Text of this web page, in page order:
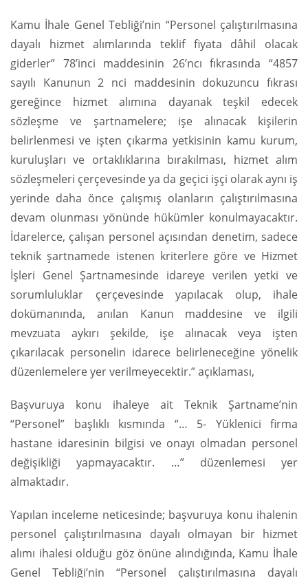
Kamu İhale Genel Tebliği’nin “Personel çalıştırılmasına
dayalı hizmet alımlarında teklif fiyata dâhil olacak
giderler” 78’inci maddesinin 26’ncı fıkrasında “4857
sayılı Kanunun 2 nci maddesinin dokuzuncu fıkrası
gereğince hizmet alımına dayanak teşkil edecek
sözleşme ve şartnamelere; işe alınacak kişilerin
belirlenmesi ve işten çıkarma yetkisinin kamu kurum,
kuruluşları ve ortaklıklarına bırakılması, hizmet alım
sözleşmeleri çerçevesinde ya da geçici işçi olarak aynı iş
yerinde daha önce çalışmış olanların çalıştırılmasına
devam olunması yönünde hükümler konulmayacaktır.
İdarelerce, çalışan personel açısından denetim, sadece
teknik şartnamede istenen kriterlere göre ve Hizmet
İşleri Genel Şartnamesinde idareye verilen yetki ve
sorumluluklar çerçevesinde yapılacak olup, ihale
dokümanında, anılan Kanun maddesine ve ilgili
mevzuata aykırı şekilde, işe alınacak veya işten
çıkarılacak personelin idarece belirleneceğine yönelik
düzenlemelere yer verilmeyecektir.” açıklaması,
Başvuruya konu ihaleye ait Teknik Şartname’nin
“Personel” başlıklı kısmında “… 5- Yüklenici firma
hastane idaresinin bilgisi ve onayı olmadan personel
değişikliği yapmayacaktır. …” düzenlemesi yer
almaktadır.
Yapılan inceleme neticesinde; başvuruya konu ihalenin
personel çalıştırılmasına dayalı olmayan bir hizmet
alımı ihalesi olduğu göz önüne alındığında, Kamu İhale
Genel Tebliği’nin “Personel çalıştırılmasına dayalı